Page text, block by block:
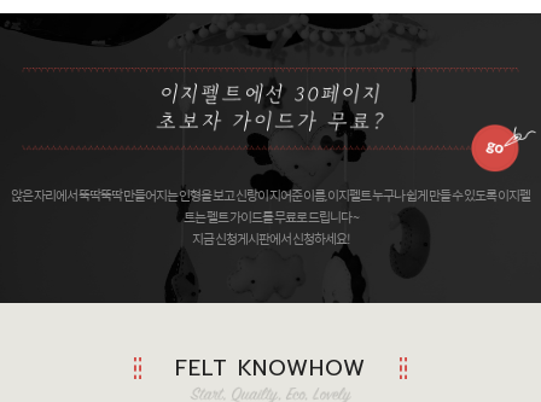
앉은 자리에서 뚝딱뚝딱 만들어지는 인형을 보고 신랑이 지어준 이름, 이지펠트 누구나 쉽게 만들 수 있도록 이지펠
트는 펠트 가이드를 무료로 드립니다 ~
지금 신청게시판에서 신청하세요!
FELT KNOWHOW